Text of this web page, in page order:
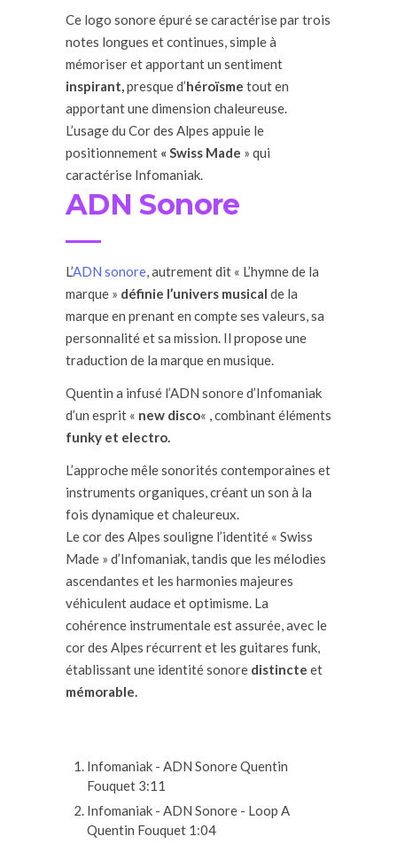
Ce logo sonore épuré se caractérise par trois
notes longues et continues, simple à
mémoriser et apportant un sentiment
inspirant,presque d’héroïsme tout en
apportant une dimension chaleureuse.
L’usage du Cor des Alpes appuie le
positionnement « Swiss Made » qui
caractérise Infomaniak.
ADN Sonore
L’ADN sonore, autrement dit « L’hymne de la
marque » définie l’univers musical de la
marque en prenant en compte ses valeurs, sa
personnalité et sa mission. Il propose une
traduction de la marque en musique.
Quentin a infusé l’ADN sonore d’Infomaniak
d’un esprit « new disco« , combinant éléments
funky et electro.
L’approche mêle sonorités contemporaines et
instruments organiques, créant un son à la
fois dynamique et chaleureux.
Le cor des Alpes souligne l’identité « Swiss
Made » d’Infomaniak, tandis que les mélodies
ascendantes et les harmonies majeures
véhiculent audace et optimisme. La
cohérence instrumentale est assurée, avec le
cor des Alpes récurrent et les guitares funk,
établissant une identité sonore distincte et
mémorable.
Infomaniak - ADN SonoreQuentin
Fouquet 3:11
Infomaniak - ADN Sonore - Loop A
Quentin Fouquet 1:04